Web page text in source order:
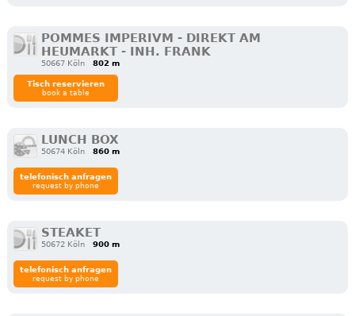
POMMES IMPERIVM - DIREKT AM
HEUMARKT - INH. FRANK
50667 Köln 802 m
Tisch reservieren
book a table
LUNCH BOX
50674 Köln 860 m
telefonisch anfragen
request by phone
STEAKET
50672 Köln 900 m
telefonisch anfragen
request by phone